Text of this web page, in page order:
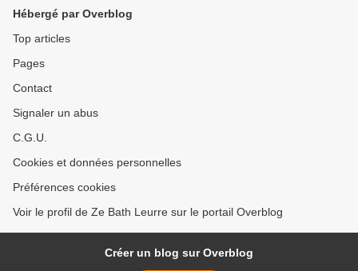
Hébergé par Overblog
Top articles
Pages
Contact
Signaler un abus
C.G.U.
Cookies et données personnelles
Préférences cookies
Voir le profil de Ze Bath Leurre sur le portail Overblog
Créer un blog sur Overblog